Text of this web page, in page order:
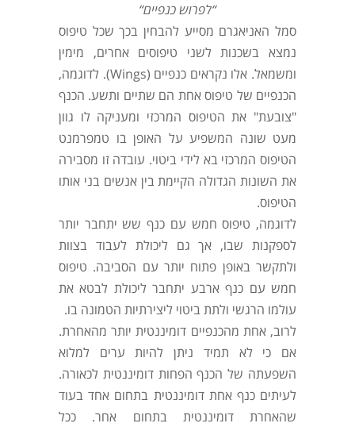
“לפרוש כנפיים“
סמל האניאגרם מסייע להבחין בכך שכל טיפוס
נמצא בשכנות לשני טיפוסים אחרים, מימין
ומשמאל. אלו נקראים כנפיים (Wings). לדוגמה,
הכנפיים של טיפוס אחת הם שתיים ותשע. הכנף
"צובעת" את הטיפוס המרכזי ומעניקה לו גוון
מעט שונה המשפיע על האופן בו טמפרמנט
הטיפוס המרכזי בא לידי ביטוי. עובדה זו מסבירה
את השונות הגדולה הקיימת בין אנשים בני אותו
הטיפוס.
לדוגמה, טיפוס חמש עם כנף שש יתחבר יותר
לספקנות שבו, אך גם ליכולת לעבוד בצוות
ולתקשר באופן פתוח יותר עם הסביבה. טיפוס
חמש עם כנף ארבע יתחבר ליכולת לבטא את
עולמו הרגשי ולתת ביטוי ליצירתיות הטמונה בו.
לרוב, אחת מהכנפיים דומיננטית יותר מהאחרת.
אם כי לא תמיד ניתן להיות ערים למלוא
השפעתה של הכנף הפחות דומיננטית לכאורה.
לעיתים כנף אחת דומיננטית בתחום אחד בעוד
שהאחרת דומיננטית בתחום אחר. ככל